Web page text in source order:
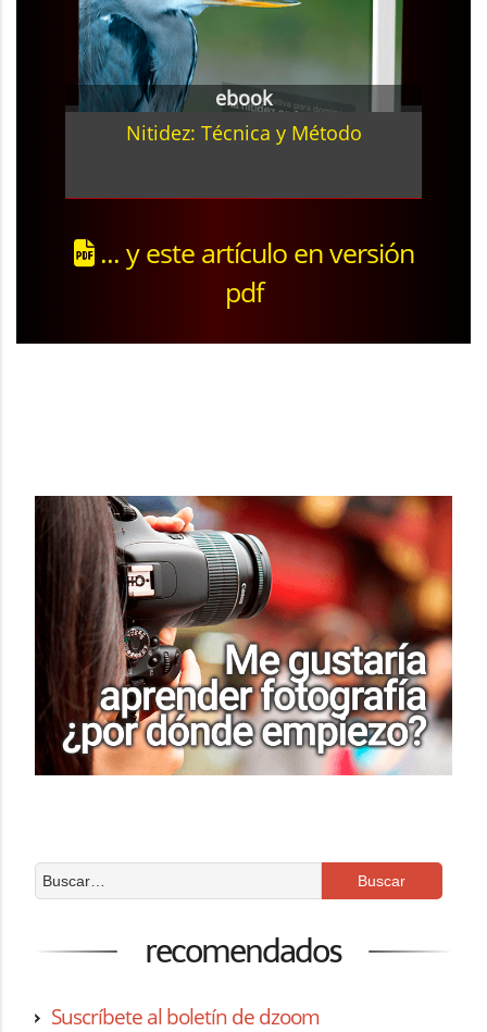
ebook
Nitidez: Técnica y Método
... y este artículo en versión
pdf
recomendados
Suscríbete al boletín de dzoom